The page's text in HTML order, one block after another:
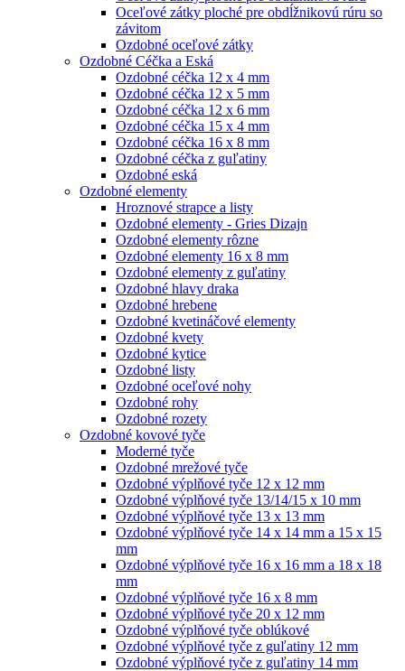
Oceľové zátky ploché pre obdĺžnikovú rúru so
závitom
Ozdobné oceľové zátky
Ozdobné Céčka a Eská
Ozdobné céčka 12 x 4 mm
Ozdobné céčka 12 x 5 mm
Ozdobné céčka 12 x 6 mm
Ozdobné céčka 15 x 4 mm
Ozdobné céčka 16 x 8 mm
Ozdobné céčka z guľatiny
Ozdobné eská
Ozdobné elementy
Hroznové strapce a listy
Ozdobné elementy - Gries Dizajn
Ozdobné elementy rôzne
Ozdobné elementy 16 x 8 mm
Ozdobné elementy z guľatiny
Ozdobné hlavy draka
Ozdobné hrebene
Ozdobné kvetináčové elementy
Ozdobné kvety
Ozdobné kytice
Ozdobné listy
Ozdobné oceľové nohy
Ozdobné rohy
Ozdobné rozety
Ozdobné kovové tyče
Moderné tyče
Ozdobné mrežové tyče
Ozdobné výplňové tyče 12 x 12 mm
Ozdobné výplňové tyče 13/14/15 x 10 mm
Ozdobné výplňové tyče 13 x 13 mm
Ozdobné výplňové tyče 14 x 14 mm a 15 x 15
mm
Ozdobné výplňové tyče 16 x 16 mm a 18 x 18
mm
Ozdobné výplňové tyče 16 x 8 mm
Ozdobné výplňové tyče 20 x 12 mm
Ozdobné výplňové tyče oblúkové
Ozdobné výplňové tyče z guľatiny 12 mm
Ozdobné výplňové tyče z guľatiny 14 mm